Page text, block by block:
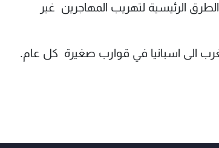
ما يجعله احد الطرق الرئيسية لتهريب المهاجرين غير
الى اسبانيا في قوارب صغيرة كل عام.